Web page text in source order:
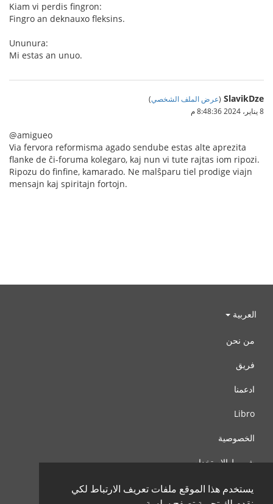
يستخدم هذا الموقع ملفات تعريف الارتباط لكي
Kiam vi perdis fingron:
Fingro an deknauxo fleksins.
Ununura:
Mi estas an unuo.
SlavikDze
(عرض الملف الشخصي)
8 يناير، 2024 8:48:36 م
@amigueo
Via fervora reformisma agado sendube estas alte aprezita
flanke de ĉi-foruma kolegaro, kaj nun vi tute rajtas iom ripozi.
Ripozu do finfine, kamarado. Ne malŝparu tiel prodige viajn
mensajn kaj spiritajn fortojn.
العربية
من نحن
فريق
ادعمنا
Libro
الخصوصية
شروط الإستخدام
اتصل بنا